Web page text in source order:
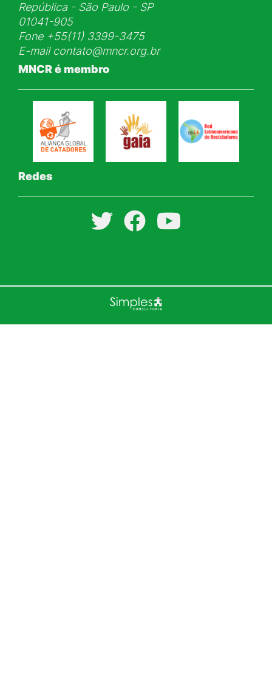
República - São Paulo - SP
01041-905
Fone+55(11) 3399-3475
E-mail contato@mncr.org.br
MNCR é membro
Redes